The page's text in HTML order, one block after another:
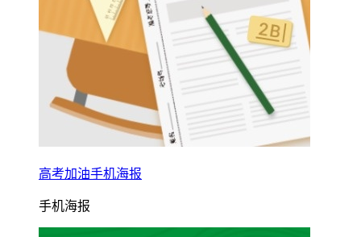
高考加油手机海报
手机海报